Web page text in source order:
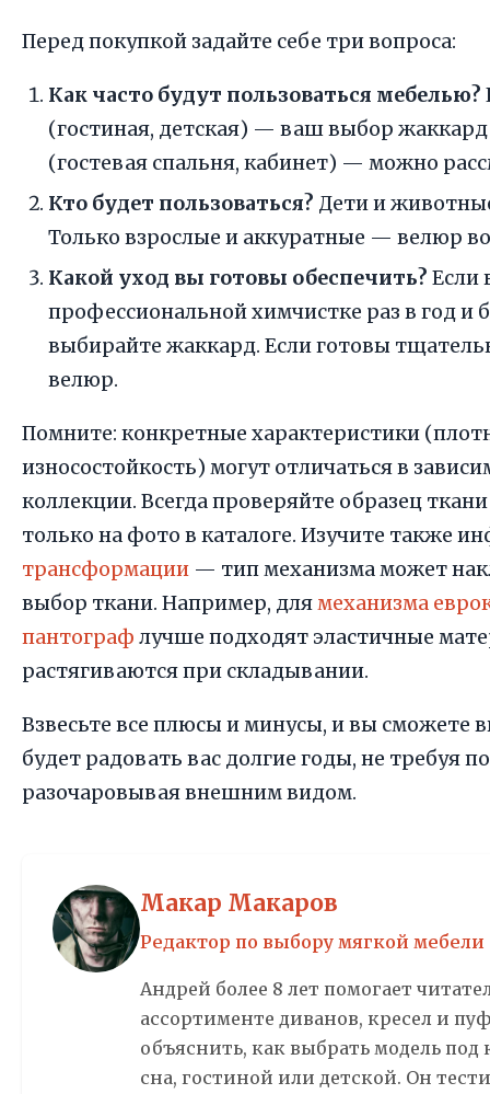
Перед покупкой задайте себе три вопроса:
Как часто будут пользоваться мебелью?
(гостиная, детская) — ваш выбор
(гостевая спальня, кабинет) — можно
Кто будет пользоваться? Дети и
Только взрослые и аккуратные — велюр
Какой уход вы готовы обеспечить? Если
профессиональной химчистке раз в год
выбирайте жаккард. Если готовы
велюр.
Помните: конкретные характеристики
износостойкость) могут отличаться в
коллекции. Всегда проверяйте образец
только на фото в каталоге. Изучите также
трансформации — тип механизма может
выбор ткани. Например, длямеханизма
пантограф лучше подходят эластичные
растягиваются при складывании.
Взвесьте все плюсы и минусы, и вы сможете
будет радовать вас долгие годы, не требуя
разочаровывая внешним видом.
Макар Макаров
Редактор по выбору мягкой мебели
Андрей более 8 лет помогает
ассортименте диванов, кресел и
объяснить, как выбрать модель под
сна, гостиной или детской. Он